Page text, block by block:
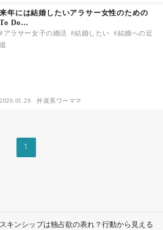
来年には結婚したいアラサー女性のための
To Do…
アラサー女子の婚活 結婚したい
結婚への近
道
2020.01.29 外資系ワーママ
1
スキンシップは独占欲の表れ？行動から見える